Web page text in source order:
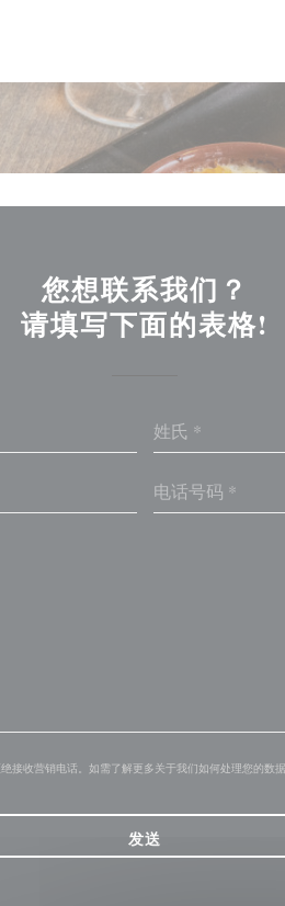
您想联系我们？
请填写下面的表格!
接收营销电话。如需了解更多关于我们如何处理您的数